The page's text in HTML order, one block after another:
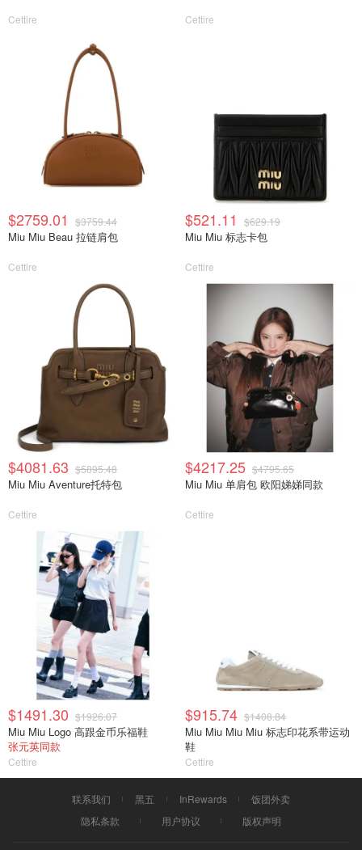
Cettire Cettire
$2759.01 $3759.44
Miu Miu Beau 拉链肩包
Cettire
$521.11 $629.19
Miu Miu 标志卡包
Cettire
$4081.63 $5895.48
Miu Miu Aventure托特包
Cettire
$4217.25 $4795.65
Miu Miu 单肩包 欧阳娣娣同款
Cettire
$1491.30 $1926.07
Miu Miu Logo 高跟金币乐福鞋
张元英同款
Cettire
$915.74 $1408.84
Miu Miu Miu Miu 标志印花系带运动
鞋
Cettire
联系我们 黑五 InRewards
饭团外卖
隐私条款
用户协议 版权声明